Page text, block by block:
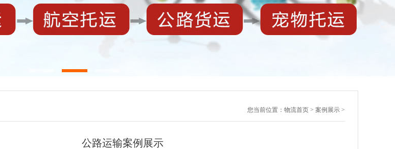
您当前位置： 物流首页 > 案例展示 >
公路运输案例展示